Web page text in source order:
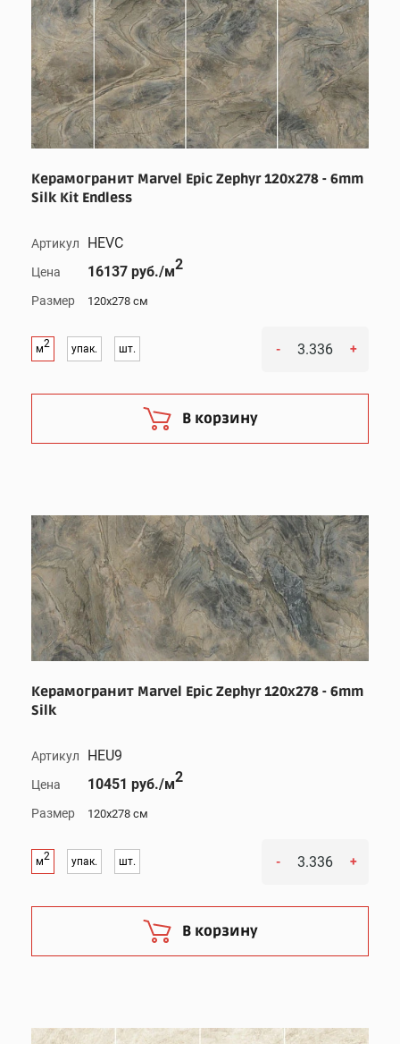
Керамогранит Marvel Epic Zephyr 120x278 - 6mm
Silk Kit Endless
Артикул HEVC
Цена 16137 руб./м2
Размер 120x278 см
м2 упак. шт. - +
В корзину
Керамогранит Marvel Epic Zephyr 120x278 - 6mm
Silk
Артикул HEU9
Цена 10451 руб./м2
Размер 120x278 см
м2 упак. шт. - +
В корзину